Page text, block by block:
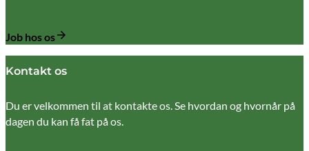
Job hos os
Kontakt os
Du er velkommen til at kontakte os. Se hvordan og hvornår på
dagen du kan få fat på os.